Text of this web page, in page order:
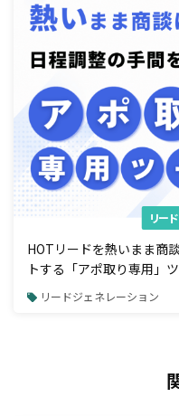
リー
HOTリードを熱いまま商
トする「アポ取り専用」
リードジェネレーション